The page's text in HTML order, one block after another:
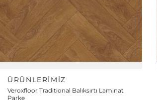
ÜRÜNLERIMIZ
Veroxfloor Pignola Balıksırtı Laminat Parke